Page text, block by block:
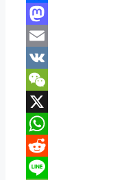
Facebook
Mastodon
Email
VK
WeChat
X
WhatsApp
Reddit